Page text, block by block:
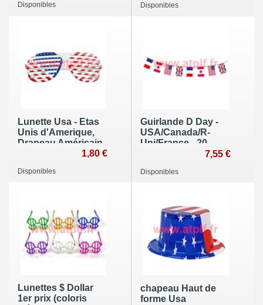
Disponibles Disponibles
Lunette Usa - Etas
Unis d'Amerique,
Drapeau Américain
1,80 €
Disponibles
Guirlande D Day -
USA/Canada/R-
Uni/France - 20
pavillons 20 x 30 cm
7,55 €
Disponibles
Lunettes $ Dollar
1er prix (coloris
chapeau Haut de
forme Usa